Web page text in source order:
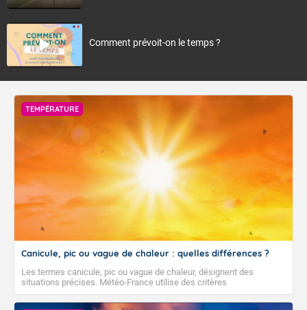
Comment prévoit-on le temps ?
TEMPÉRATURE
Canicule, pic ou vague de chaleur : quelles différences ?
Les termes canicule, pic ou vague de chaleur, désignent des
situations précises. Météo-France utilise des critères
climatologiques pour évaluer et qualifier les épisodes de chaleur qui
peuvent avoir des impacts sanitaires et socio-économiques